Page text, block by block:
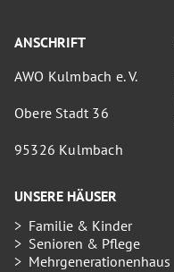
ANSCHRIFT
AWO Kulmbach e. V.
Obere Stadt 36
95326 Kulmbach
UNSERE HÄUSER
Familie & Kinder
Senioren & Pflege
Mehrgenerationenhaus